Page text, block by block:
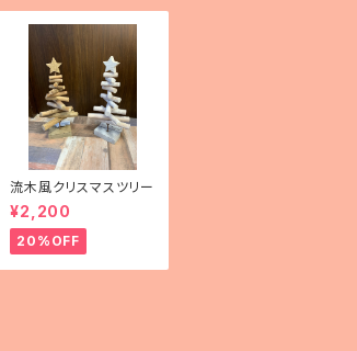
流木風クリスマスツリー
¥2,200
20%OFF